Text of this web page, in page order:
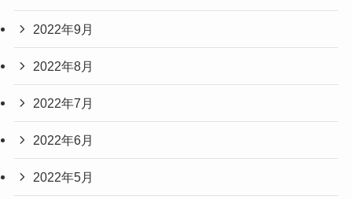
2022年9月
2022年8月
2022年7月
2022年6月
2022年5月